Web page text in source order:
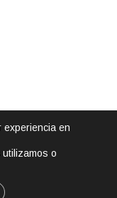
experiencia en
o